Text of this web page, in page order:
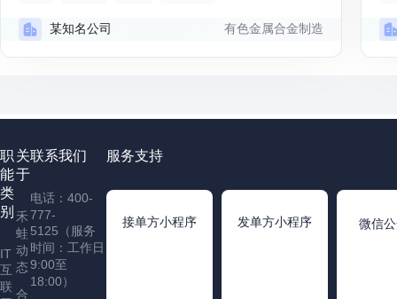
某知名公司 有色金属合金制造
职
能
类
别
IT
互
联
关
于
禾
蛙
动
态
合
联系我们
电话：400-
777-
5125（服务
时间：工作日
9:00至
18:00）
服务支持
接单方小程序 发单方小程序 微信